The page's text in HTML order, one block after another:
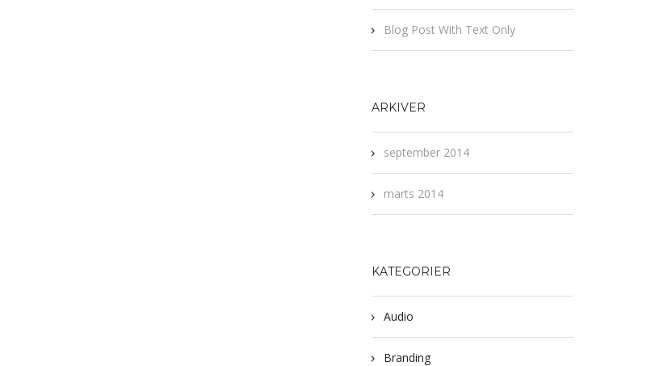
Blog Post With Text Only
ARKIVER
september 2014
marts 2014
KATEGORIER
Audio
Branding